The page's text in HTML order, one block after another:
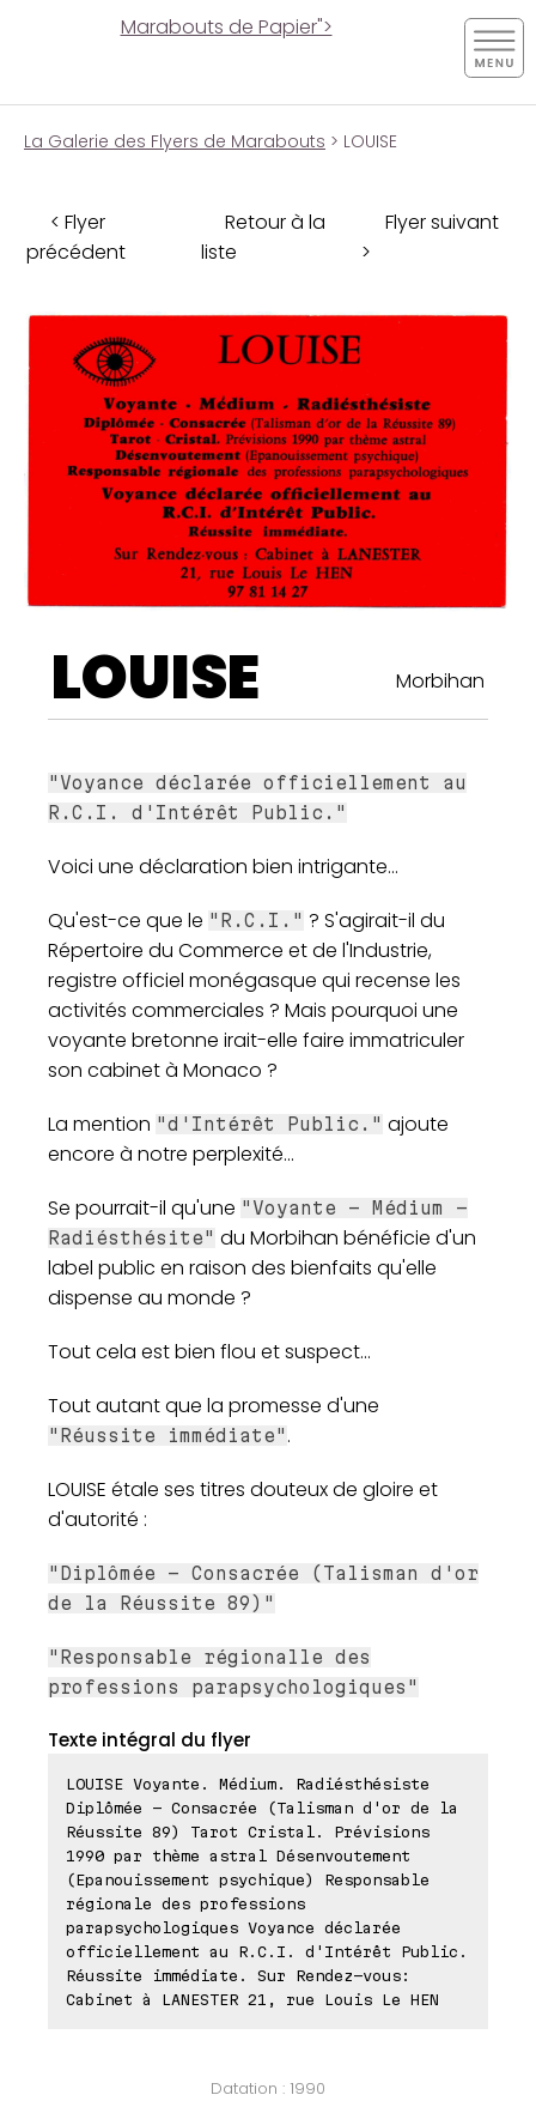
Marabouts de Papier">
La Galerie des Flyers de Marabouts > LOUISE
< Flyer
précédent
Retour à la
liste
Flyer suivant
>
LOUISE Morbihan
"Voyance déclarée officiellement au
R.C.I. d'Intérêt Public."
Voici une déclaration bien intrigante...
Qu'est-ce que le "R.C.I." ? S'agirait-il du
Répertoire du Commerce et de l'Industrie,
registre officiel monégasque qui recense les
activités commerciales ? Mais pourquoi une
voyante bretonne irait-elle faire immatriculer
son cabinet à Monaco ?
La mention "d'Intérêt Public." ajoute
encore à notre perplexité...
Se pourrait-il qu'une "Voyante - Médium -
Radiésthésite" du Morbihan bénéficie d'un
label public en raison des bienfaits qu'elle
dispense au monde ?
Tout cela est bien flou et suspect...
Tout autant que la promesse d'une
"Réussite immédiate" .
LOUISE étale ses titres douteux de gloire et
d'autorité :
"Diplômée - Consacrée (Talisman d'or
de la Réussite 89)"
"Responsable régionalle des
professions parapsychologiques"
Texte intégral du flyer
LOUISE Voyante. Médium. Radiésthésiste
Diplômée - Consacrée (Talisman d'or de la
Réussite 89) Tarot Cristal. Prévisions
1990 par thème astral Désenvoutement
(Epanouissement psychique) Responsable
régionale des professions
parapsychologiques Voyance déclarée
officiellement au R.C.I. d'Intérêt Public.
Réussite immédiate. Sur Rendez-vous:
Cabinet à LANESTER 21, rue Louis Le HEN
Datation : 1990